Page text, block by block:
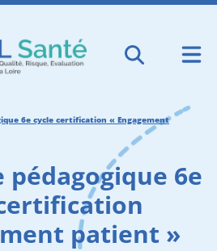
6e cycle certification « Engagement
pédagogique 6e
patient »